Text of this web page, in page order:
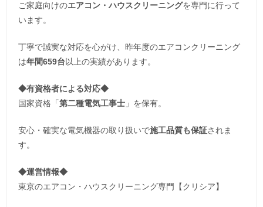
ご家庭向けのエアコン・ハウスクリーニングを専門に行って
います。
丁寧で誠実な対応を心がけ、昨年度のエアコンクリーニング
は年間659台以上の実績があります。
◆有資格者による対応◆
国家資格「 第二種電気工事士 」を保有。
安心・確実な電気機器の取り扱いで施工品質も保証されま
す。
◆運営情報◆
東京のエアコン・ハウスクリーニング専門【クリシア】